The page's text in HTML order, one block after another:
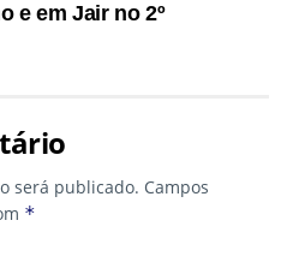
e em Jair no 2º
será publicado. Campos
*